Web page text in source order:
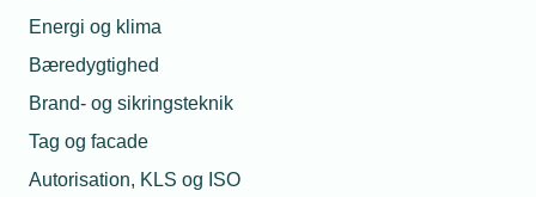
Energi og klima
Bæredygtighed
Brand- og sikringsteknik
Tag og facade
Autorisation, KLS og ISO
på det beredskab, virksomheder i det tekniske
afgørende, hvis krisen rammer.